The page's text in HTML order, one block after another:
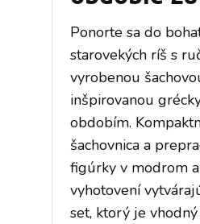
Ponorte sa do
starovekých ríš s
vyrobenou
inšpirovanou
obdobím.
šachovnica a
figúrky v modrom
vyhotovení
set, ktorý je vhodný